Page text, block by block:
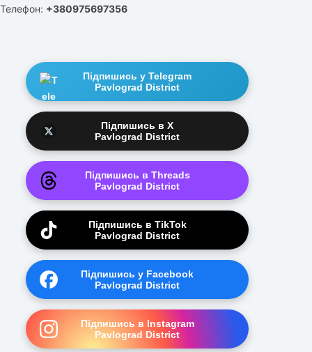
Телефон: +380975697356
Підпишись у Telegram
Pavlograd District
Підпишись в X
Pavlograd District
Підпишись в Threads
Pavlograd District
Підпишись в TikTok
Pavlograd District
Підпишись у Facebook
Pavlograd District
Підпишись в Instagram
Pavlograd District